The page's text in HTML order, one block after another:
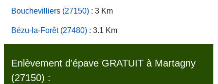
Bouchevilliers (27150) : 3 Km
Bézu-la-Forêt (27480) : 3.1 Km
Enlèvement d'épave GRATUIT à Martagny
(27150) :